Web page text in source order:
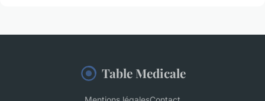
Table Medicale